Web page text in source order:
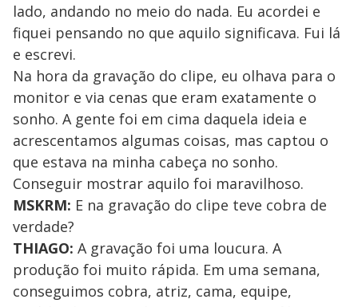
lado, andando no meio do nada. Eu acordei e
fiquei pensando no que aquilo significava. Fui lá
e escrevi.
Na hora da gravação do clipe, eu olhava para o
monitor e via cenas que eram exatamente o
sonho. A gente foi em cima daquela ideia e
acrescentamos algumas coisas, mas captou o
que estava na minha cabeça no sonho.
Conseguir mostrar aquilo foi maravilhoso.
MSKRM: E na gravação do clipe teve cobra de
verdade?
THIAGO: A gravação foi uma loucura. A
produção foi muito rápida. Em uma semana,
conseguimos cobra, atriz, cama, equipe,